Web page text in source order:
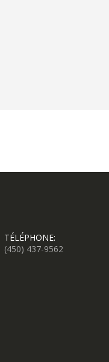
TÉLÉPHONE:
(450) 437-9562